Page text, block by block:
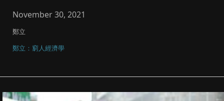
November 30, 2021
鄭立
鄭立：窮人經濟學